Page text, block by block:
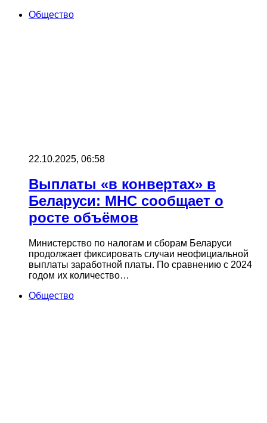
Общество
22.10.2025, 06:58
Выплаты «в конвертах» в
Беларуси: МНС сообщает о
росте объёмов
Министерство по налогам и сборам Беларуси
продолжает фиксировать случаи неофициальной
выплаты заработной платы. По сравнению с 2024
годом их количество…
Общество